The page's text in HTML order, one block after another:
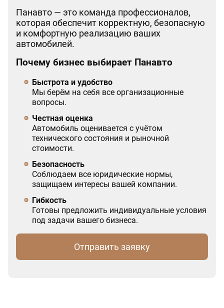
Панавто — это команда профессионалов,
которая обеспечит корректную, безопасную
и комфортную реализацию ваших
автомобилей.
Почему бизнес выбирает Панавто
Быстрота и удобство
Мы берём на себя все организационные
вопросы.
Честная оценка
Автомобиль оценивается с учётом
технического состояния и рыночной
стоимости.
Безопасность
Соблюдаем все юридические нормы,
защищаем интересы вашей компании.
Гибкость
Готовы предложить индивидуальные условия
под задачи вашего бизнеса.
Отправить заявку